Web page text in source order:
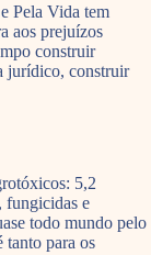
Pela Vida tem
aos prejuízos
construir
jurídico, construir
5,2
fungicidas e
todo mundo pelo
tanto para os